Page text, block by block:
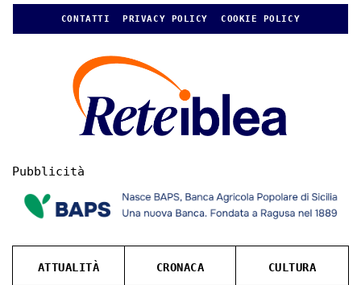
CONTATTI PRIVACY POLICY COOKIE POLICY
Pubblicità
ATTUALITÀ CRONACA CULTURA